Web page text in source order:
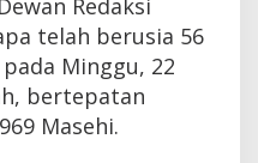
telah berusia 56
Minggu, 22
bertepatan
Masehi.